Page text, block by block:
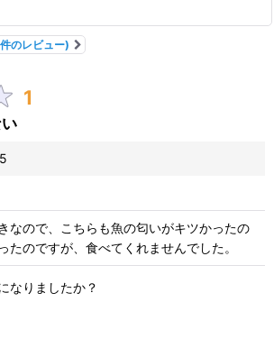
絞り込む
のレビュー)
1
なので、こちらも魚の匂いがキツかったの
たのですが、食べてくれませんでした。
なりましたか？